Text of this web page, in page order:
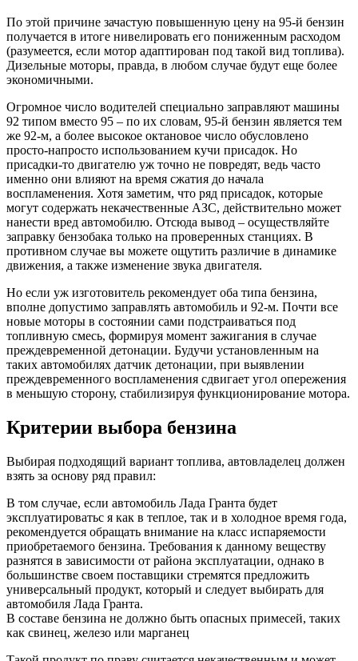
По этой причине зачастую повышенную цену на 95-й бензин
получается в итоге нивелировать его пониженным расходом
(разумеется, если мотор адаптирован под такой вид топлива).
Дизельные моторы, правда, в любом случае будут еще более
экономичными.
Огромное число водителей специально заправляют машины
92 типом вместо 95 – по их словам, 95-й бензин является тем
же 92-м, а более высокое октановое число обусловлено
просто-напросто использованием кучи присадок. Но
присадки-то двигателю уж точно не повредят, ведь часто
именно они влияют на время сжатия до начала
воспламенения. Хотя заметим, что ряд присадок, которые
могут содержать некачественные АЗС, действительно может
нанести вред автомобилю. Отсюда вывод – осуществляйте
заправку бензобака только на проверенных станциях. В
противном случае вы можете ощутить различие в динамике
движения, а также изменение звука двигателя.
Но если уж изготовитель рекомендует оба типа бензина,
вполне допустимо заправлять автомобиль и 92-м. Почти все
новые моторы в состоянии сами подстраиваться под
топливную смесь, формируя момент зажигания в случае
преждевременной детонации. Будучи установленным на
таких автомобилях датчик детонации, при выявлении
преждевременного воспламенения сдвигает угол опережения
в меньшую сторону, стабилизируя функционирование мотора.
Критерии выбора бензина
Выбирая подходящий вариант топлива, автовладелец должен
взять за основу ряд правил:
В том случае, если автомобиль Лада Гранта будет
эксплуатироватьс я как в теплое, так и в холодное время года,
рекомендуется обращать внимание на класс испаряемости
приобретаемого бензина. Требования к данному веществу
разнятся в зависимости от района эксплуатации, однако в
большинстве своем поставщики стремятся предложить
универсальный продукт, который и следует выбирать для
автомобиля Лада Гранта.
В составе бензина не должно быть опасных примесей, таких
как свинец, железо или марганец